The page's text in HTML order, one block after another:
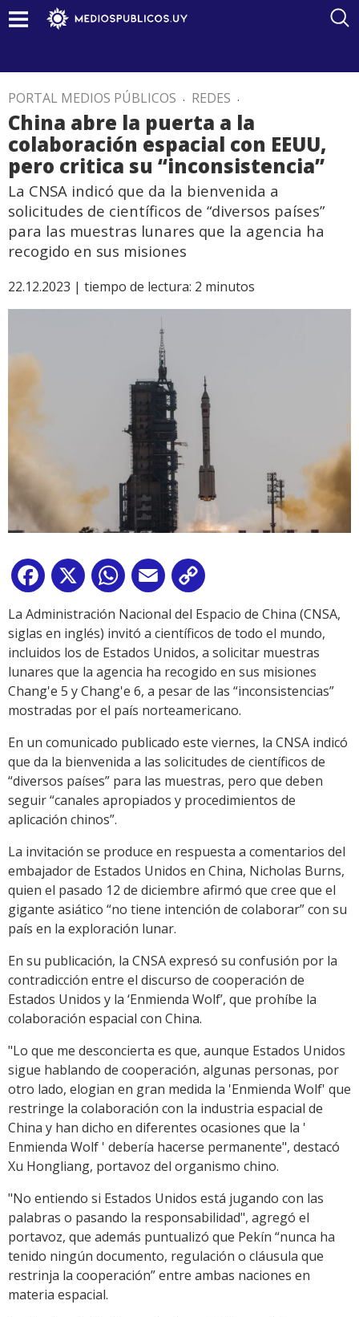
PORTAL MEDIOS PÚBLICOS . REDES .
China abre la puerta a la
colaboración espacial con EEUU,
pero critica su “inconsistencia”
La CNSA indicó que da la bienvenida a
solicitudes de científicos de “diversos países”
para las muestras lunares que la agencia ha
recogido en sus misiones
22.12.2023 | tiempo de lectura: 2 minutos
Facebook
X WhatsApp
Email
Link
La Administración Nacional del Espacio de China (CNSA,
siglas en inglés) invitó a científicos de todo el mundo,
incluidos los de Estados Unidos, a solicitar muestras
lunares que la agencia ha recogido en sus misiones
Chang'e 5 y Chang'e 6, a pesar de las “inconsistencias”
mostradas por el país norteamericano.
En un comunicado publicado este viernes, la CNSA indicó
que da la bienvenida a las solicitudes de científicos de
“diversos países” para las muestras, pero que deben
seguir “canales apropiados y procedimientos de
aplicación chinos”.
La invitación se produce en respuesta a comentarios del
embajador de Estados Unidos en China, Nicholas Burns,
quien el pasado 12 de diciembre afirmó que cree que el
gigante asiático “no tiene intención de colaborar” con su
país en la exploración lunar.
En su publicación, la CNSA expresó su confusión por la
contradicción entre el discurso de cooperación de
Estados Unidos y la ‘Enmienda Wolf’, que prohíbe la
colaboración espacial con China.
"Lo que me desconcierta es que, aunque Estados Unidos
sigue hablando de cooperación, algunas personas, por
otro lado, elogian en gran medida la 'Enmienda Wolf' que
restringe la colaboración con la industria espacial de
China y han dicho en diferentes ocasiones que la '
Enmienda Wolf ' debería hacerse permanente", destacó
Xu Hongliang, portavoz del organismo chino.
"No entiendo si Estados Unidos está jugando con las
palabras o pasando la responsabilidad", agregó el
portavoz, que además puntualizó que Pekín “nunca ha
tenido ningún documento, regulación o cláusula que
restrinja la cooperación” entre ambas naciones en
materia espacial.